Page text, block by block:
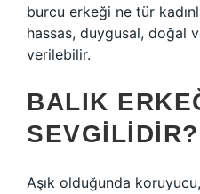
burcu erkeği ne tür
hassas, duygusal, doğal
verilebilir.
BALIK
SEVGILIDIR?
Aşık olduğunda